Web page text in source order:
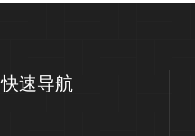
快速导航